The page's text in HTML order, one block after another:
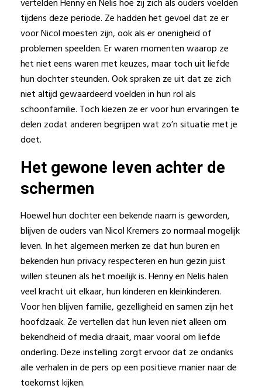
vertelden Henny en Nelis hoe zij zich als ouders voelden
tijdens deze periode. Ze hadden het gevoel dat ze er
voor Nicol moesten zijn, ook als er onenigheid of
problemen speelden. Er waren momenten waarop ze
het niet eens waren met keuzes, maar toch uit liefde
hun dochter steunden. Ook spraken ze uit dat ze zich
niet altijd gewaardeerd voelden in hun rol als
schoonfamilie. Toch kiezen ze er voor hun ervaringen te
delen zodat anderen begrijpen wat zo’n situatie met je
doet.
Het gewone leven achter de
schermen
Hoewel hun dochter een bekende naam is geworden,
blijven de ouders van Nicol Kremers zo normaal mogelijk
leven. In het algemeen merken ze dat hun buren en
bekenden hun privacy respecteren en hun gezin juist
willen steunen als het moeilijk is. Henny en Nelis halen
veel kracht uit elkaar, hun kinderen en kleinkinderen.
Voor hen blijven familie, gezelligheid en samen zijn het
hoofdzaak. Ze vertellen dat hun leven niet alleen om
bekendheid of media draait, maar vooral om liefde
onderling. Deze instelling zorgt ervoor dat ze ondanks
alle verhalen in de pers op een positieve manier naar de
toekomst kijken.